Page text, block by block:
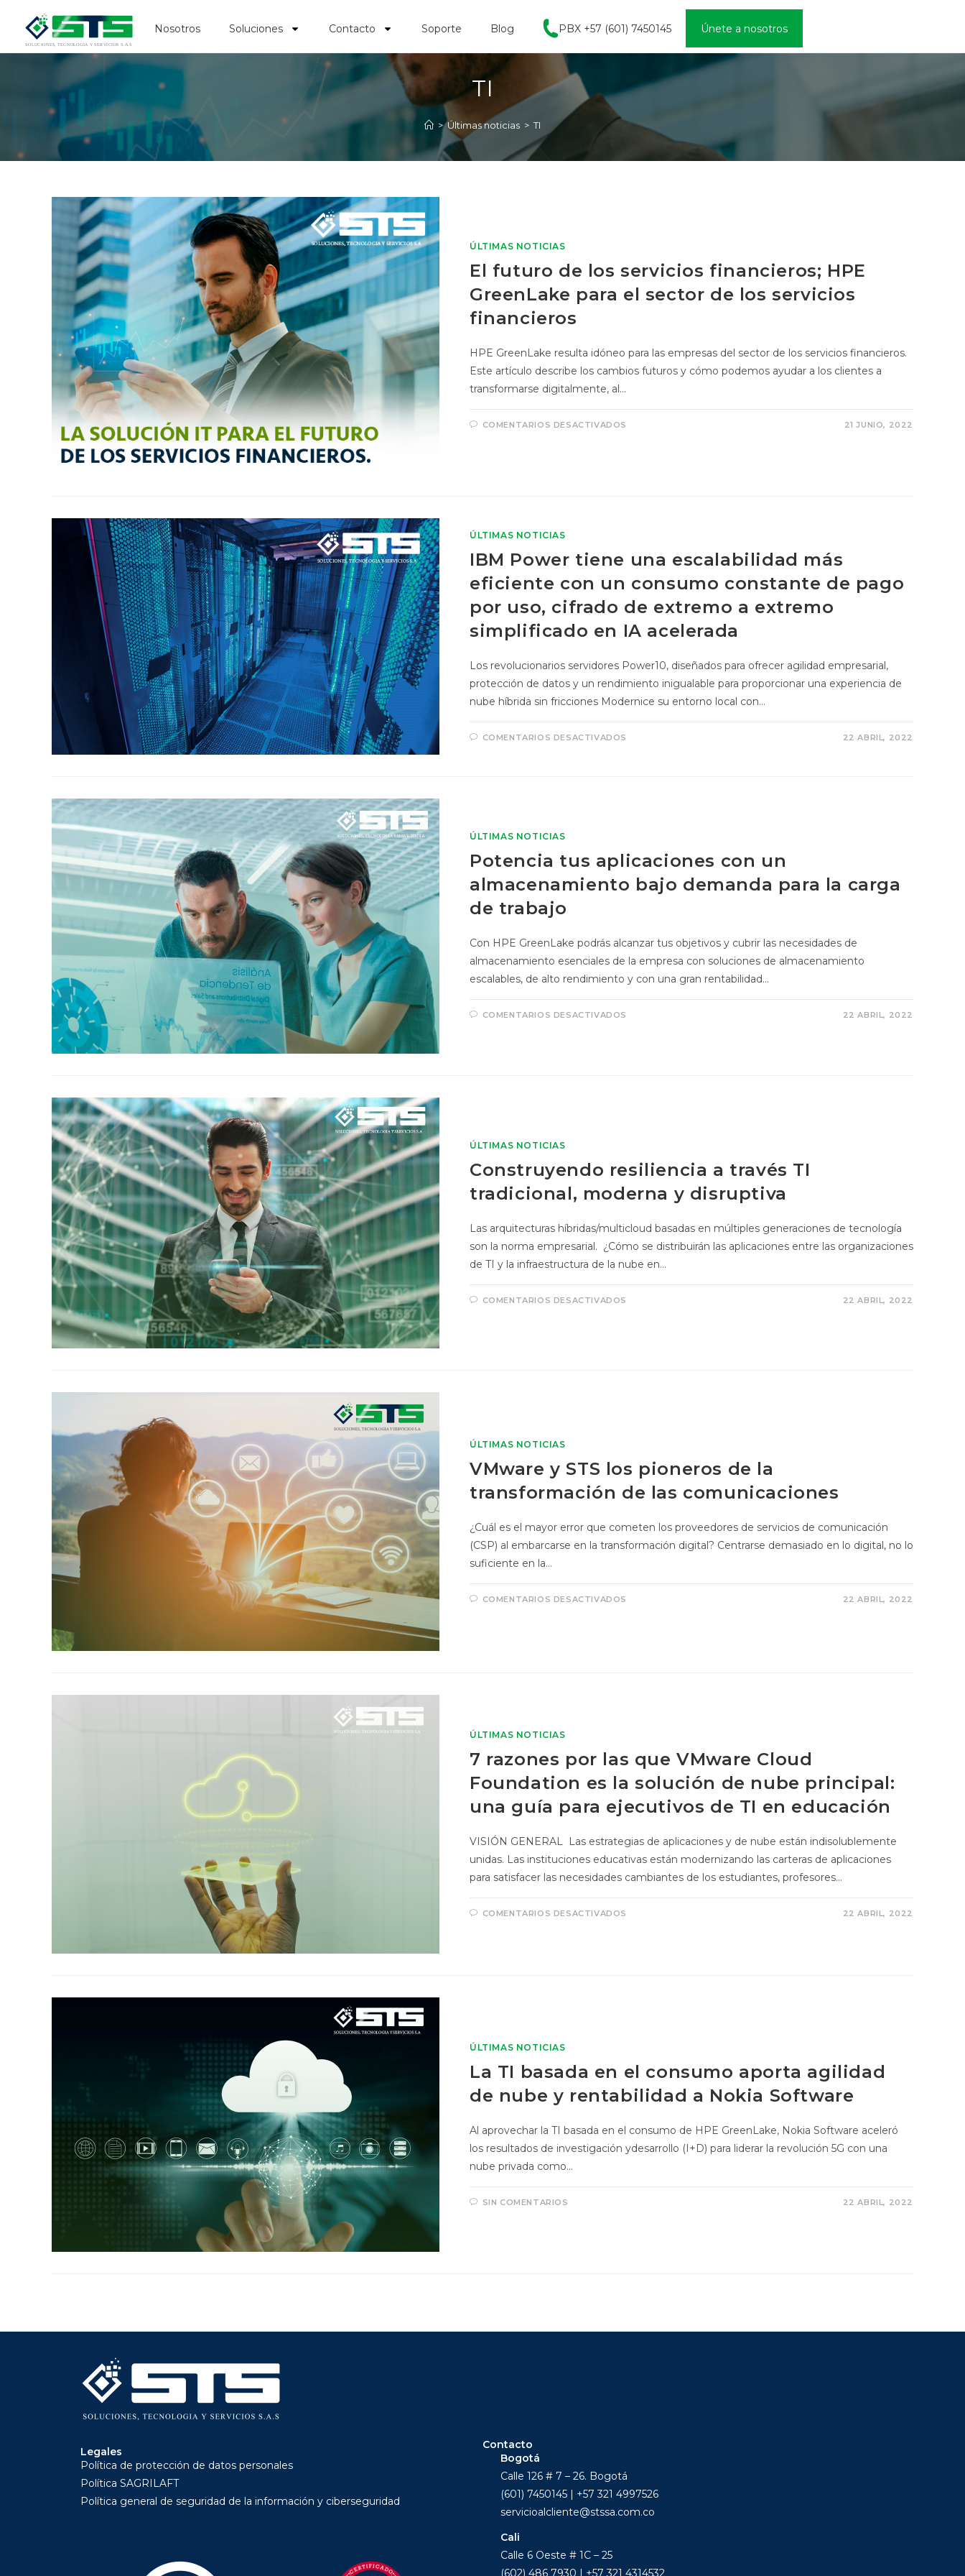
Nosotros Soluciones Contacto Soporte Blog PBX +57 (601) 7450145 Únete a nosotros
TI
> Últimas noticias > TI
ÚLTIMAS NOTICIAS
El futuro de los servicios financieros; HPE
GreenLake para el sector de los servicios
financieros
HPE GreenLake resulta idóneo para las empresas del sector de los servicios financieros.
Este artículo describe los cambios futuros y cómo podemos ayudar a los clientes a
transformarse digitalmente, al…
COMENTARIOS DESACTIVADOS 21 JUNIO, 2022
ÚLTIMAS NOTICIAS
IBM Power tiene una escalabilidad más
eficiente con un consumo constante de pago
por uso, cifrado de extremo a extremo
simplificado en IA acelerada
Los revolucionarios servidores Power10, diseñados para ofrecer agilidad empresarial,
protección de datos y un rendimiento inigualable para proporcionar una experiencia de
nube híbrida sin fricciones Modernice su entorno local con…
COMENTARIOS DESACTIVADOS 22 ABRIL, 2022
ÚLTIMAS NOTICIAS
Potencia tus aplicaciones con un
almacenamiento bajo demanda para la carga
de trabajo
Con HPE GreenLake podrás alcanzar tus objetivos y cubrir las necesidades de
almacenamiento esenciales de la empresa con soluciones de almacenamiento
escalables, de alto rendimiento y con una gran rentabilidad…
COMENTARIOS DESACTIVADOS 22 ABRIL, 2022
ÚLTIMAS NOTICIAS
Construyendo resiliencia a través TI
tradicional, moderna y disruptiva
Las arquitecturas híbridas/multicloud basadas en múltiples generaciones de tecnología
son la norma empresarial. ¿Cómo se distribuirán las aplicaciones entre las organizaciones
de TI y la infraestructura de la nube en…
COMENTARIOS DESACTIVADOS 22 ABRIL, 2022
ÚLTIMAS NOTICIAS
VMware y STS los pioneros de la
transformación de las comunicaciones
¿Cuál es el mayor error que cometen los proveedores de servicios de comunicación
(CSP) al embarcarse en la transformación digital? Centrarse demasiado en lo digital, no lo
suficiente en la…
COMENTARIOS DESACTIVADOS 22 ABRIL, 2022
ÚLTIMAS NOTICIAS
7 razones por las que VMware Cloud
Foundation es la solución de nube principal:
una guía para ejecutivos de TI en educación
VISIÓN GENERAL Las estrategias de aplicaciones y de nube están indisolublemente
unidas. Las instituciones educativas están modernizando las carteras de aplicaciones
para satisfacer las necesidades cambiantes de los estudiantes, profesores…
COMENTARIOS DESACTIVADOS 22 ABRIL, 2022
ÚLTIMAS NOTICIAS
La TI basada en el consumo aporta agilidad
de nube y rentabilidad a Nokia Software
Al aprovechar la TI basada en el consumo de HPE GreenLake, Nokia Software aceleró
los resultados de investigación ydesarrollo (I+D) para liderar la revolución 5G con una
nube privada como…
SIN COMENTARIOS 22 ABRIL, 2022
Legales
Política de protección de datos personales
Política SAGRILAFT
Política general de seguridad de la información y ciberseguridad
Contacto
Bogotá
Calle 126 # 7 – 26. Bogotá
(601) 7450145 | +57 321 4997526
servicioalcliente@stssa.com.co
Cali
Calle 6 Oeste # 1C – 25
(602) 486 7930 | +57 321 4314532